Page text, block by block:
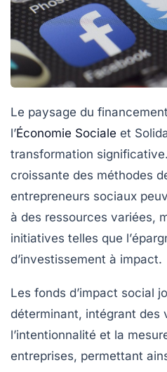
Le paysage du
l’Économie Sociale et
transformation
croissante des méthodes
entrepreneurs sociaux
à des ressources variées,
initiatives telles que l’
d’investissement à impact.
Les fonds d’impact social
déterminant, intégrant des
l’intentionnalité et la
entreprises, permettant